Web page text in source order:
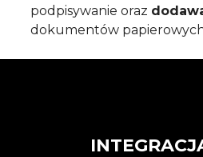
podpisywanie oraz
dokumentów